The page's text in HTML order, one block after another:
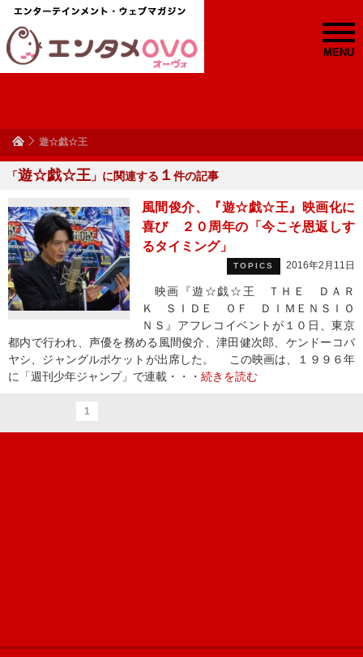
MENU
遊☆戯☆王
「遊☆戯☆王 」に関連する １ 件の記事
風間俊介、『遊☆戯☆王』映画化に
喜び ２０周年の「今こそ恩返しす
るタイミング」
TOPICS 2016年2月11日
映画『遊☆戯☆王 ＴＨＥ ＤＡＲ
Ｋ ＳＩＤＥ ＯＦ ＤＩＭＥＮＳＩＯ
ＮＳ』アフレコイベントが１０日、東京
都内で行われ、声優を務める風間俊介、津田健次郎、ケンドーコバ
ヤシ、ジャングルポケットが出席した。 この映画は、１９９６年
に「週刊少年ジャンプ」で連載・・・ 続きを読む
1